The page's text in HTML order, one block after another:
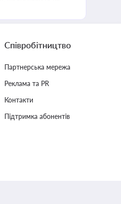
Співробітництво
Партнерська мережа
Реклама та PR
Контакти
Підтримка абонентів